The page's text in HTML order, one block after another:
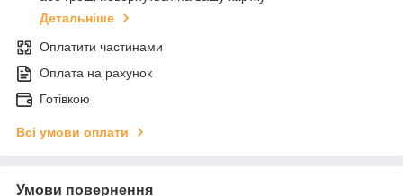
Детальніше
Оплатити частинами
Оплата на рахунок
Готівкою
Всі умови оплати
Умови повернення